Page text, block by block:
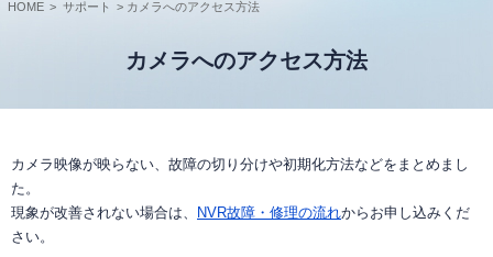
NVRとは
HOME サポート カメラへのアクセス方法
カメラへのアクセス方法
カメラ映像が映らない、故障の切り分けや初期化方法などをまとめまし
た。
現象が改善されない場合は、
NVR故障・修理の流れからお申し込みくだ
さい。